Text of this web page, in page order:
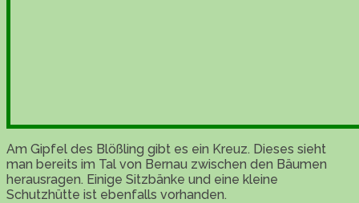
Am Gipfel des Blößling gibt es ein Kreuz. Dieses sieht
man bereits im Tal von Bernau zwischen den Bäumen
herausragen. Einige Sitzbänke und eine kleine
Schutzhütte ist ebenfalls vorhanden.